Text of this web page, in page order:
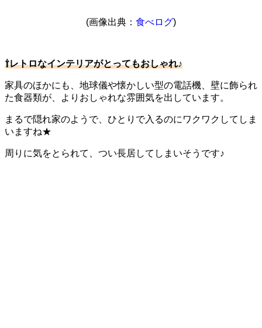
(画像出典： 食べログ)
⇧レトロなインテリアがとってもおしゃれ♪
家具のほかにも、地球儀や懐かしい型の電話機、壁に飾られ
た食器類が、よりおしゃれな雰囲気を出しています。
まるで隠れ家のようで、ひとりで入るのにワクワクしてしま
いますね★
周りに気をとられて、つい長居してしまいそうです♪